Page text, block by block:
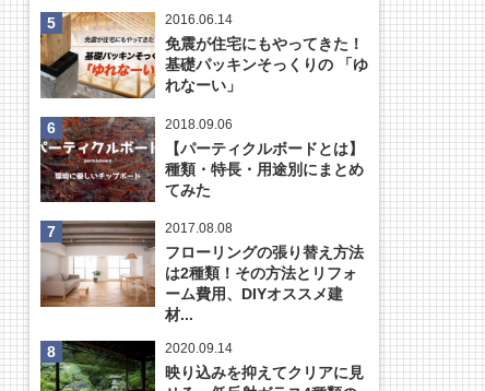
2016.06.14
免震が住宅にもやってきた！
基礎パッキンそっくりの 「ゆ
れなーい」
2018.09.06
【パーティクルボードとは】
種類・特長・用途別にまとめ
てみた
2017.08.08
フローリングの張り替え方法
は2種類！その方法とリフォ
ーム費用、DIYオススメ建
材...
2020.09.14
映り込みを抑えてクリアに見